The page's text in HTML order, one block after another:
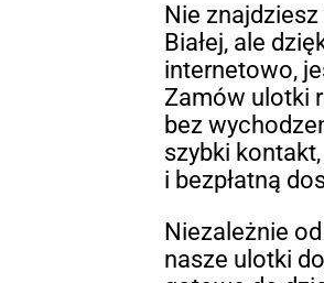
Nie
Białej, ale
internetowo,
Zamów ulotki
bez
szybki
i bezpłatną
Niezależnie
nasze ulotki